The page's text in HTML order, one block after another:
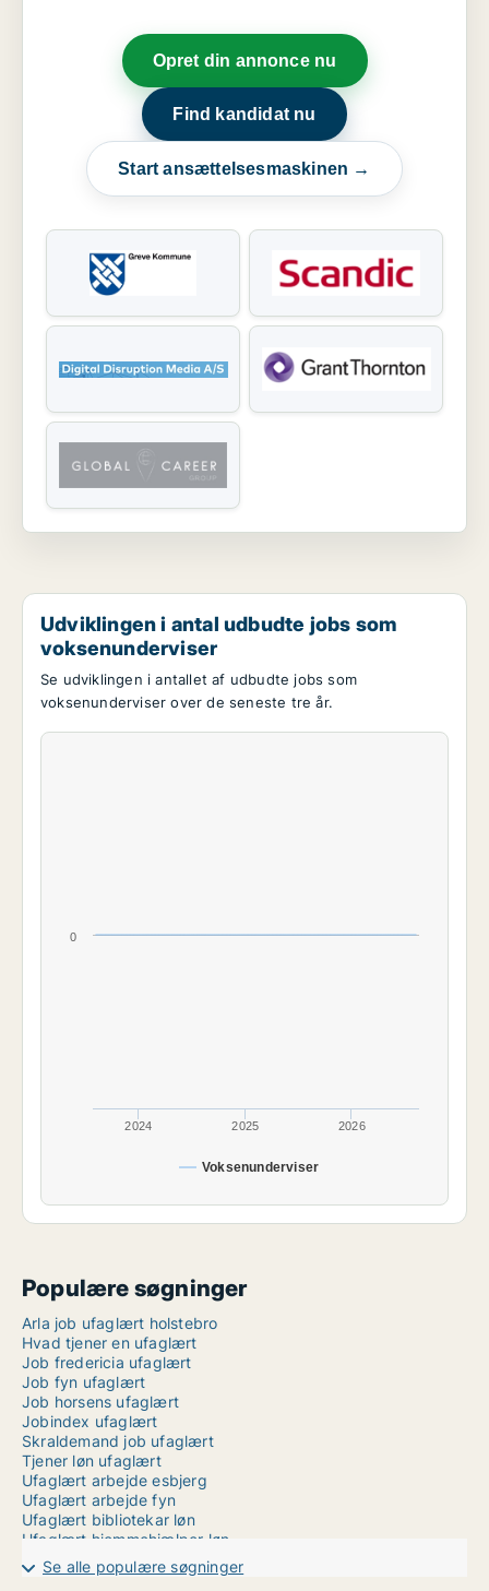
Opret din annonce nu
Find kandidat nu
Start ansættelsesmaskinen →
Udviklingen i antal udbudte jobs som
voksenunderviser
Se udviklingen i antallet af udbudte jobs som
voksenunderviser over de seneste tre år.
Voksenunderviser
2024 2025 2026
0
Populære søgninger
Arla job ufaglært holstebro
Hvad tjener en ufaglært
Job fredericia ufaglært
Job fyn ufaglært
Job horsens ufaglært
Jobindex ufaglært
Skraldemand job ufaglært
Tjener løn ufaglært
Ufaglært arbejde esbjerg
Ufaglært arbejde fyn
Ufaglært bibliotekar løn
Ufaglært hjemmehjælper løn
Ufaglært job i randers
Ufaglært job odsherred
Se alle populære søgninger